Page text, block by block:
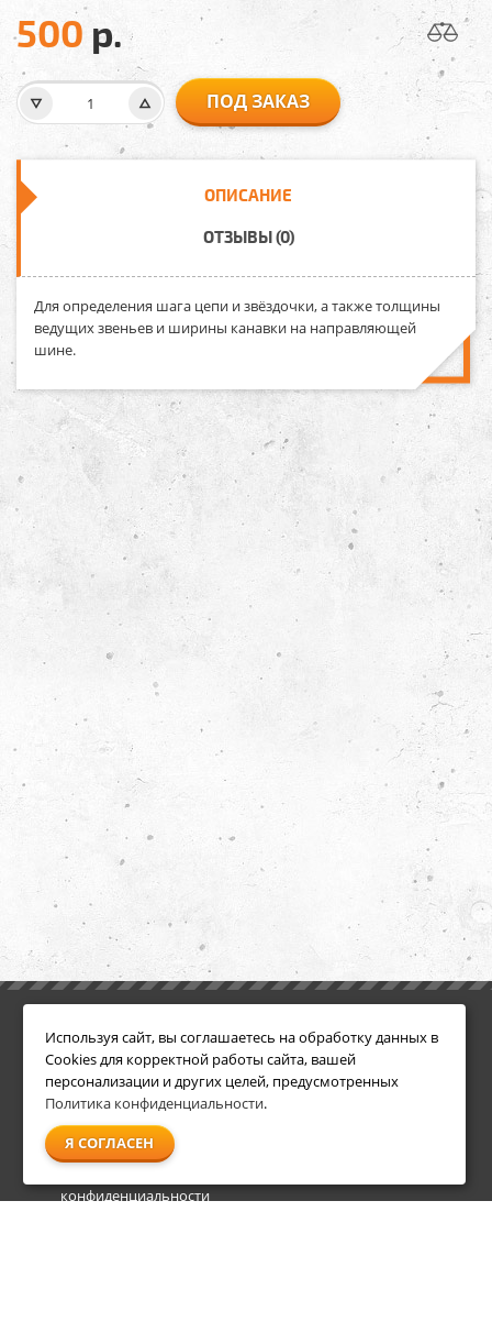
500 р.
ПОД ЗАКАЗ
ОПИСАНИЕ
ОТЗЫВЫ (0)
Для определения шага цепи и звёздочки, а также толщины
ведущих звеньев и ширины канавки на направляющей
шине.
Условия возврата
О компании
Доставка
Оплата
Гарантия и сервис
конфиденциальности
Акции
Используя сайт, вы соглашаетесь на обработку данных в
Cookies для корректной работы сайта, вашей
персонализации и других целей, предусмотренных
Политика конфиденциальности.
Я СОГЛАСЕН